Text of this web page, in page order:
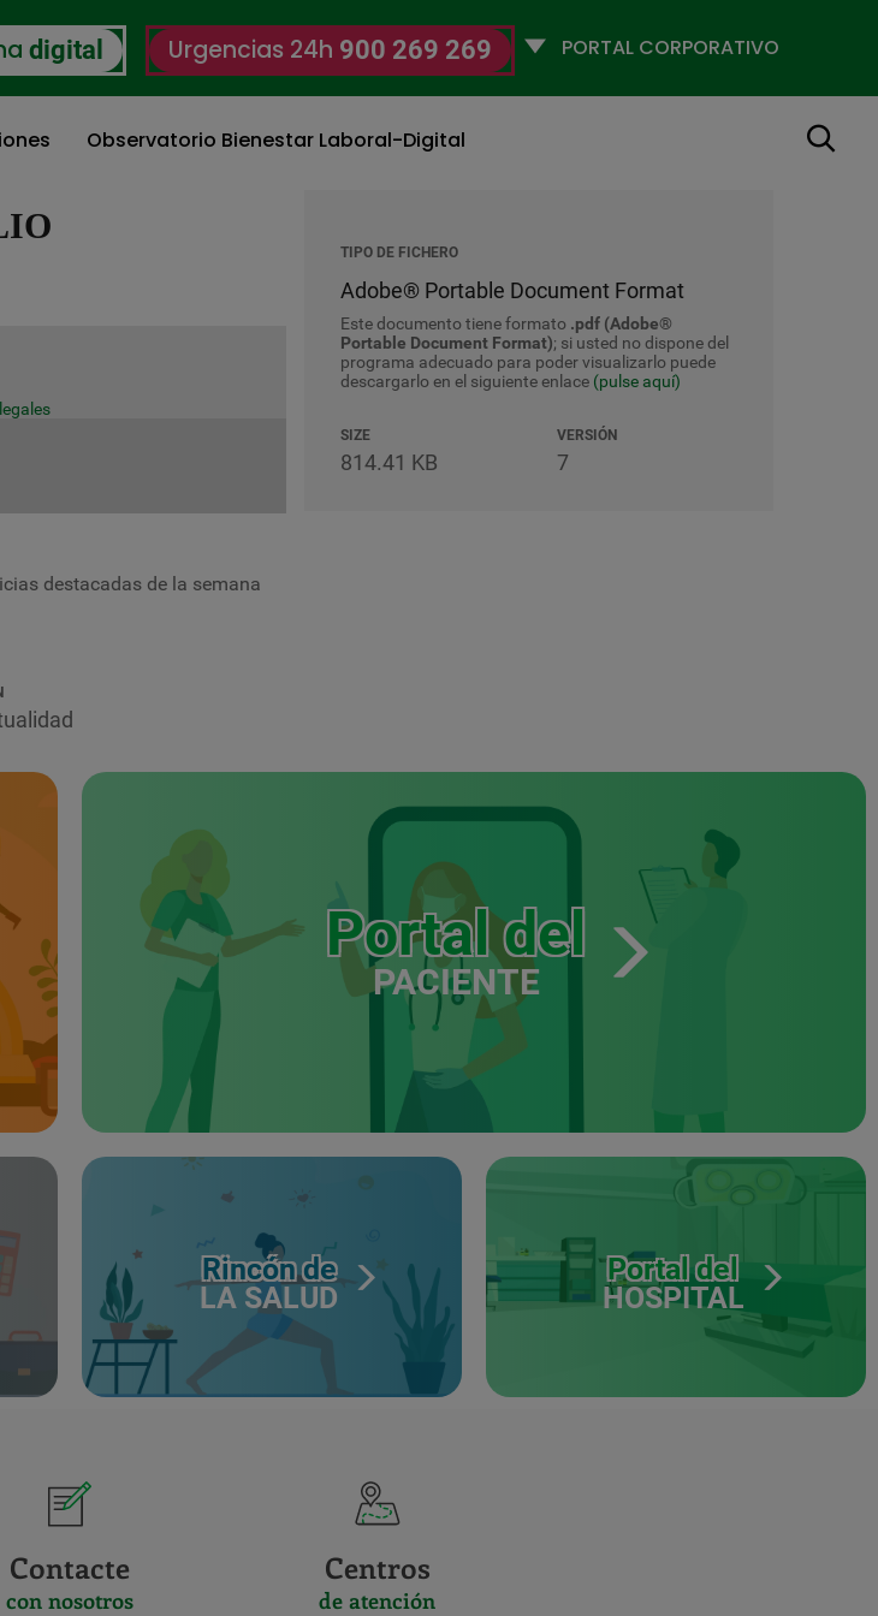
digital Urgencias 24h 900 269 269
Selecciona
Observatorio Bienestar Laboral-Digital Buscar
destacadas de la semana
TIPO DE FICHERO
Adobe® Portable Document Format
Este documento tiene formato .pdf (Adobe®
Portable Document Format); si usted no dispone del
programa adecuado para poder visualizarlo puede
descargarlo en el siguiente enlace (pulse aquí)
SIZE
814.41 KB
VERSIÓN
7
Portal del
PACIENTE
Rincón de
LA SALUD
Portal del
HOSPITAL
Contacte
con nosotros
Centros
de atención